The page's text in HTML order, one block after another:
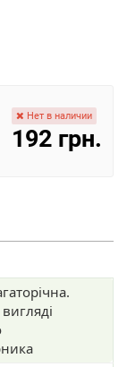
Нет в наличии
192 грн.